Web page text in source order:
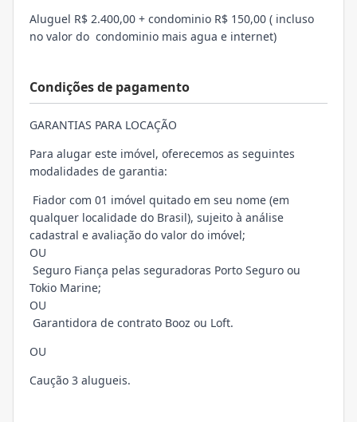
Aluguel R$ 2.400,00 + condominio R$ 150,00 ( incluso
no valor do condominio mais agua e internet)
Condições de pagamento
GARANTIAS PARA LOCAÇÃO
Para alugar este imóvel, oferecemos as seguintes
modalidades de garantia:
Fiador com 01 imóvel quitado em seu nome (em
qualquer localidade do Brasil), sujeito à análise
cadastral e avaliação do valor do imóvel;
OU
Seguro Fiança pelas seguradoras Porto Seguro ou
Tokio Marine;
OU
Garantidora de contrato Booz ou Loft.
OU
Caução 3 alugueis.